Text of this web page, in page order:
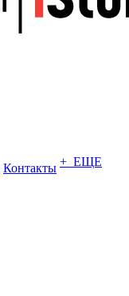
Контакты + ЕЩЕ